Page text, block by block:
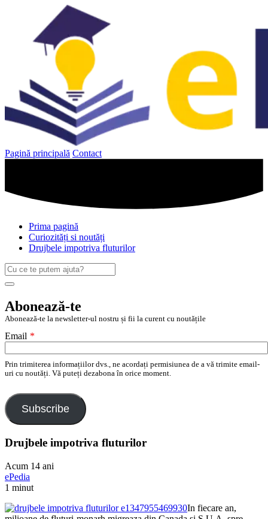
Pagină principală Contact
Prima pagină
Curiozități si noutăți
Drujbele impotriva fluturilor
Caută
după:
Search
Abonează-te
Abonează-te la newsletter-ul nostru și fii la curent cu noutățile
Email *
Prin trimiterea informațiilor dvs., ne acordați permisiunea de a vă trimite email-
uri cu noutăți. Vă puteți dezabona în orice moment.
Subscribe
Drujbele impotriva fluturilor
Acum 14 ani
ePedia
1 minut
In fiecare an,